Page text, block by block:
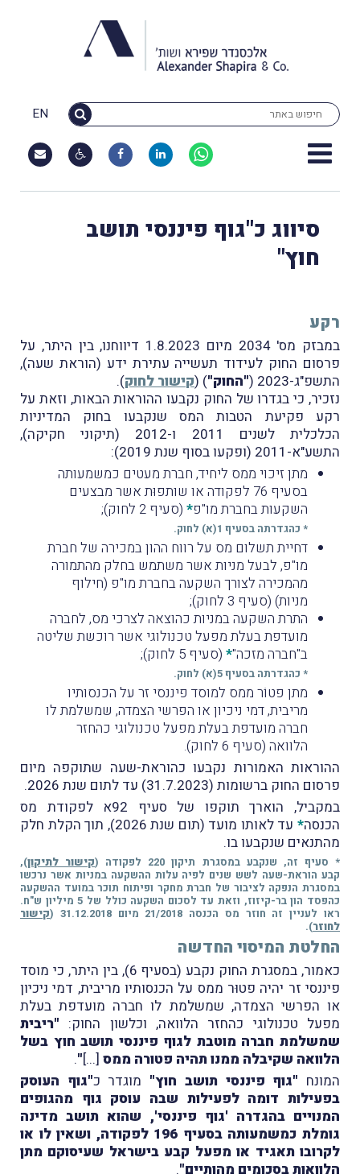
EN
סיווג כ"גוף פיננסי תושב
חוץ"
רקע
במבזק מס' 2034 מיום 1.8.2023 דיווחנו, בין היתר, על
פרסום החוק לעידוד תעשייה עתירת ידע (הוראת שעה),
התשפ"ג-2023 (
"החוק") (קישור לחוק).
נזכיר, כי בגדרו של החוק נקבעו ההוראות הבאות, וזאת על
רקע פקיעת הטבות המס שנקבעו בחוק המדיניות
הכלכלית לשנים 2011 ו-2012 (תיקוני חקיקה),
התשע"א-2011 (ופקעו בסוף שנת 2019):
מתן זיכוי ממס ליחיד, חברת מעטים כמשמעותה
בסעיף 76 לפקודה או שותפוּת אשר מבצעים
השקעות בחברת מו"פ* (סעיף 2 לחוק);
* כהגדרתה בסעיף 1(א) לחוק.
דחיית תשלום מס על רווח ההון במכירה של חברת
מו"פ, לבעל מניות אשר משתמש בחלק מהתמורה
מהמכירה לצורך השקעה בחברת מו"פ (חילוף
מניות) (סעיף 3 לחוק);
התרת השקעה במניות כהוצאה לצרכי מס, לחברה
מועדפת בעלת מפעל טכנולוגי אשר רוכשת שליטה
ב"חברה מזכה"* (סעיף 5 לחוק);
* כהגדרתה בסעיף 5(א) לחוק.
מתן פטוֹר ממס למוסד פיננסי זר על הכנסותיו
מריבית, דמי ניכיון או הפרשי הצמדה, שמשלמת לו
חברה מועדפת בעלת מפעל טכנולוגי כהחזר
הלוואה (סעיף 6 לחוק).
ההוראות האמורות נקבעו כהוראת-שעה שתוקפה מיום
פרסום החוק ברשומות (31.7.2023) עד לתום שנת 2026.
במקביל, הוארך תוקפו של סעיף 92א לפקודת מס
הכנסה*
עד לאותו מועד (תום שנת 2026), תוך הקלת חלק
מהתנאים שנקבעו בו.
* סעיף זה, שנקבע במסגרת תיקון 220 לפקודה ( קישור לתיקון),
קבע הוראת-שעה לשש שנים לפיה עלות ההשקעה במניות אשר נרכשו
במסגרת הנפקה לציבור של חברת מחקר ופיתוח תוכר במועד ההשקעה
כהפסד הון בר-קיזוז, וזאת עד לסכום השקעה כולל של 5 מיליון ש"ח.
ראו לעניין זה חוזר מס הכנסה 21/2018 מיום 31.12.2018 (
קישור
לחוזר).
החלטת המיסוי החדשה
כאמור, במסגרת החוק נקבע (בסעיף 6), בין היתר, כי מוסד
פיננסי זר יהיה פטוּר ממס על הכנסותיו מריבית, דמי ניכיון
או הפרשי הצמדה, שמשלמת לו חברה מועדפת בעלת
מפעל טכנולוגי כהחזר הלוואה, וכלשון החוק: "ריבית
שמשלמת חברה מוטבת לגוף פיננסי תושב חוץ בשל
הלוואה שקיבלה ממנו תהיה פטורה ממס [...]
"
.
המונח "גוף פיננסי תושב חוץ" מוגדר כ"גוף העוסק
בפעילות דומה לפעילות שבה עוסק גוף מהגופים
המנויים בהגדרה 'גוף פיננסי', שהוא תושב מדינה
גומלת כמשמעותה בסעיף 196 לפקודה, ושאין לו או
לקרובו תאגיד או מפעל קבע בישראל שעיסוקם מתן
הלוואות בסכומים מהותיים".